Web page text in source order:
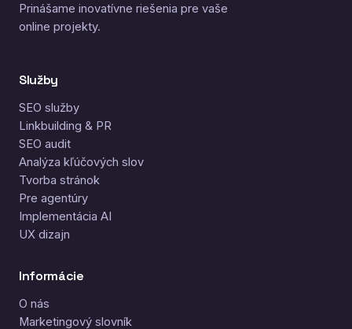
Prinášame inovatívne riešenia pre vaše
online projekty.
Služby
SEO služby
Linkbuilding & PR
SEO audit
Analýza kľúčových slov
Tvorba stránok
Pre agentúry
Implementácia AI
UX dizajn
Informácie
O nás
Marketingový slovník